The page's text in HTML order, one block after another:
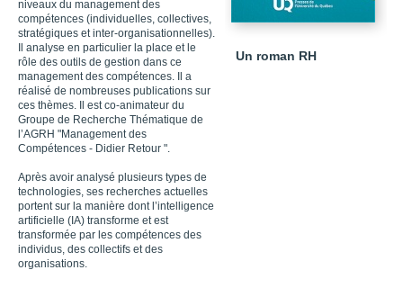
niveaux du management des
compétences (individuelles, collectives,
stratégiques et inter-organisationnelles).
Il analyse en particulier la place et le
rôle des outils de gestion dans ce
management des compétences. Il a
réalisé de nombreuses publications sur
ces thèmes. Il est co-animateur du
Groupe de Recherche Thématique de
l’AGRH "Management des
Compétences - Didier Retour ".
Après avoir analysé plusieurs types de
technologies, ses recherches actuelles
portent sur la manière dont l’intelligence
artificielle (IA) transforme et est
transformée par les compétences des
individus, des collectifs et des
organisations.
Un roman RH